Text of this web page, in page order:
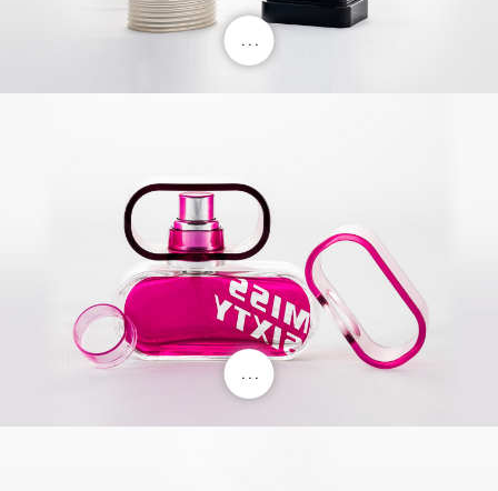
. . .
. . .